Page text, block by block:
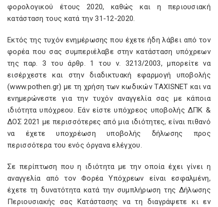
φορολογικού έτους 2020, καθώς και η περιουσιακή
κατάσταση τους κατά την 31-12-2020.
Εκτός της τυχόν ενημέρωσης που έχετε ήδη λάβει από τον
φορέα που σας συμπεριέλαβε στην κατάσταση υπόχρεων
της παρ. 3 του άρθρ. 1 του ν. 3213/2003, μπορείτε να
εισέρχεστε και στην διαδικτυακή εφαρμογή υποβολής
(www.pothen.gr) με τη χρήση των κωδικών TAXISNET και να
ενημερώνεστε για την τυχόν αναγγελία σας με κάποια
ιδιότητα υπόχρεου. Εάν είστε υπόχρεος υποβολής ΔΠΚ &
ΔΟΣ 2021 με περισσότερες από μια ιδιότητες, είναι πιθανό
να έχετε υποχρέωση υποβολής δήλωσης προς
περισσότερα του ενός όργανα ελέγχου.
Σε περίπτωση που η ιδιότητα με την οποία έχει γίνει η
αναγγελία από τον Φορέα Υπόχρεων είναι εσφαλμένη,
έχετε τη δυνατότητα κατά την συμπλήρωση της Δήλωσης
Περιουσιακής σας Κατάστασης να τη διαγράψετε κι εν